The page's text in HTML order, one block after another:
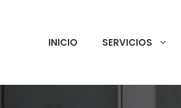
INICIO SERVICIOS